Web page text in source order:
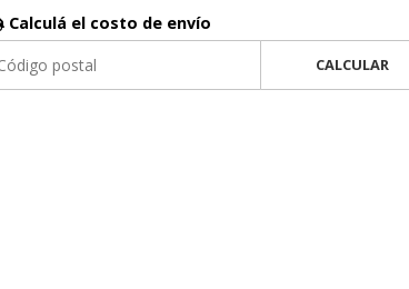
Calculá el costo de envío
CALCULAR